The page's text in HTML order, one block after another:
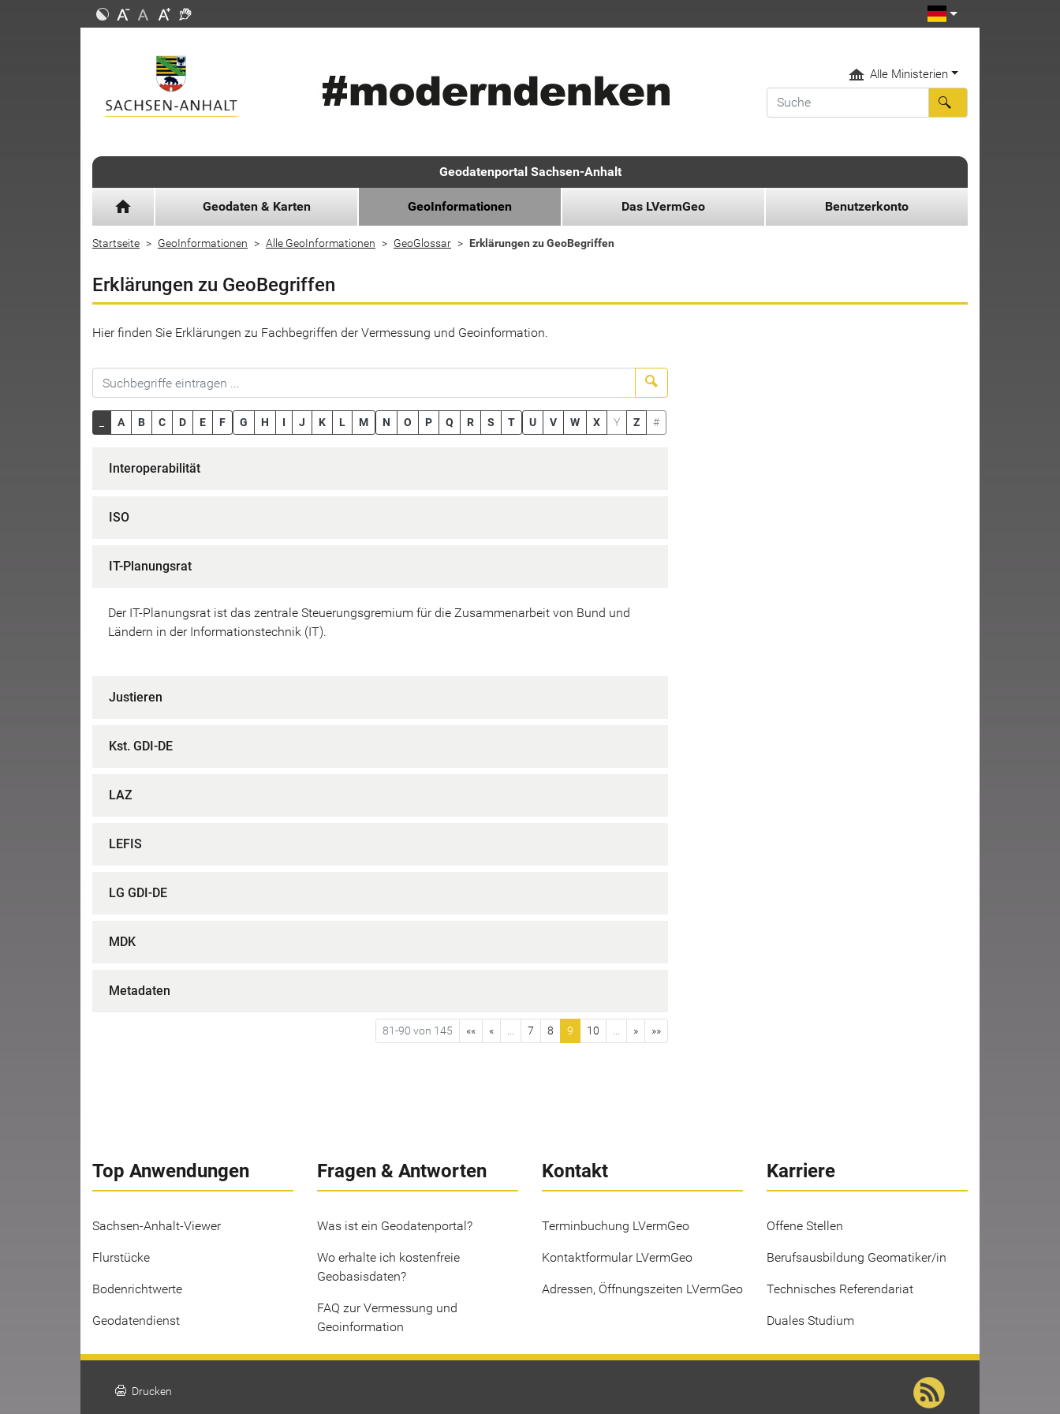
Alle Ministerien
Geodatenportal Sachsen-Anhalt
home Geodaten & Karten GeoInformationen Das LVermGeo Benutzerkonto
Startseite GeoInformationen Alle GeoInformationen GeoGlossar Erklärungen zu GeoBegriffen
Erklärungen zu GeoBegriffen
Hier finden Sie Erklärungen zu Fachbegriffen der Vermessung und Geoinformation.
A B C D E F G H I J K L M N O P Q R S T U V W X Y Z #
Interoperabilität
ISO
IT-Planungsrat
Der IT-Planungsrat ist das zentrale Steuerungsgremium für die Zusammenarbeit von Bund und
Ländern in der Informationstechnik (IT).
Justieren
Kst. GDI-DE
LAZ
LEFIS
LG GDI-DE
MDK
Metadaten
81-90 von 145 «« « 7 8 9 10 » »»
Top Anwendungen
Sachsen-Anhalt-Viewer
Flurstücke
Bodenrichtwerte
Geodatendienst
Fragen & Antworten
Was ist ein Geodatenportal?
Wo erhalte ich kostenfreie
Geobasisdaten?
FAQ zur Vermessung und
Geoinformation
Kontakt
Terminbuchung LVermGeo
Kontaktformular LVermGeo
Adressen, Öffnungszeiten LVermGeo
Karriere
Offene Stellen
Berufsausbildung Geomatiker/in
Technisches Referendariat
Duales Studium
print Drucken